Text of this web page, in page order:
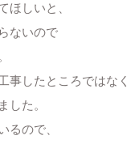
ほしいと、
ないので
事したところではなく
した。
るので、